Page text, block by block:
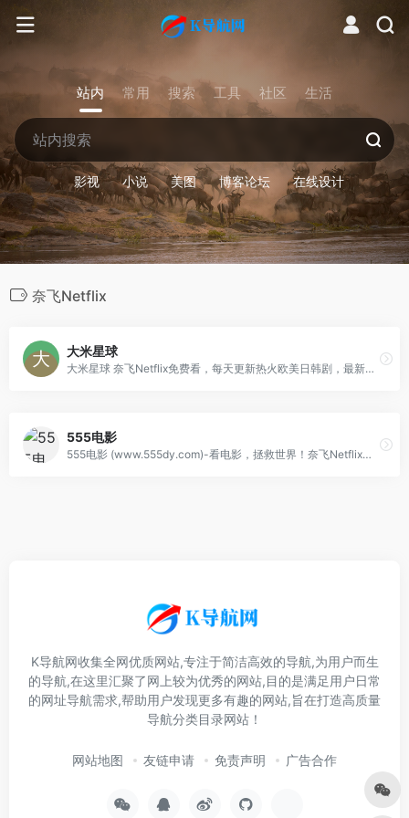
站内 常用 搜索 工具 社区 生活
影视 小说 美图 博客论坛 在线设计
奈飞Netflix
大米星球
大米星球 奈飞Netflix免费看，每天更新热火欧美日韩剧，最新韩国电影，在线免费电影网，VIP视频免费看！
555电影
555电影 (www.555dy.com)-看电影，拯救世界！奈飞Netflix免费看，每天更新热火欧美日韩剧，最新韩国电影，在线免费电影网，VIP视频免费看！
K导航网收集全网优质网站,专注于简洁高效的导航,为用户而生
的导航,在这里汇聚了网上较为优秀的网站,目的是满足用户日常
的网址导航需求,帮助用户发现更多有趣的网站,旨在打造高质量
导航分类目录网站！
网站地图 友链申请 免责声明 广告合作